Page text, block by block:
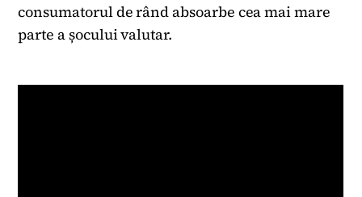
consumatorul de rând absoarbe cea mai mare
parte a șocului valutar.